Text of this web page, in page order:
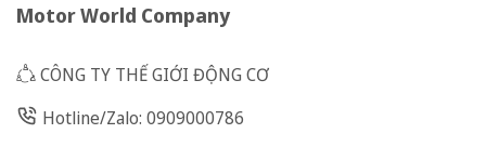
Motor World Company
CÔNG TY THẾ GIỚI ĐỘNG CƠ
Hotline/Zalo: 0909000786